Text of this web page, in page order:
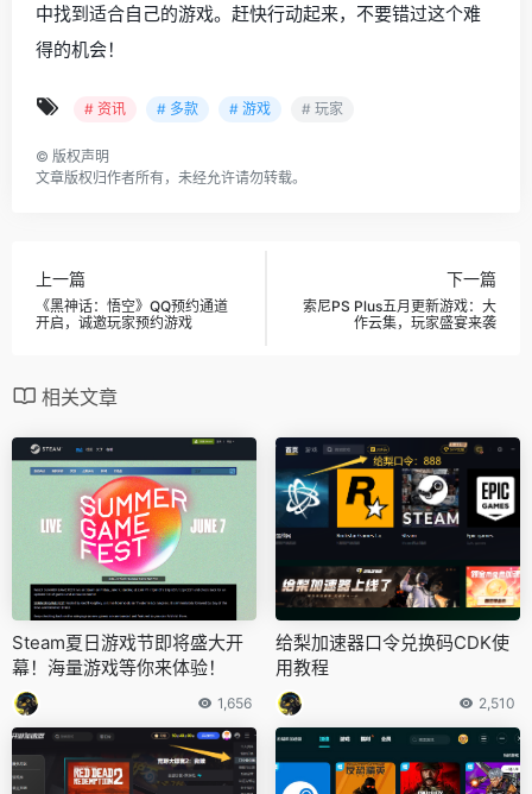
中找到适合自己的游戏。赶快行动起来，不要错过这个难
得的机会！
# 资讯 # 多款 # 游戏 # 玩家
© 版权声明
文章版权归作者所有，未经允许请勿转载。
上一篇
《黑神话：悟空》QQ预约通道
开启，诚邀玩家预约游戏
下一篇
索尼PS Plus五月更新游戏：大
作云集，玩家盛宴来袭
相关文章
Steam夏日游戏节即将盛大开
幕！海量游戏等你来体验！
1,656
给梨加速器口令兑换码CDK使
用教程
2,510